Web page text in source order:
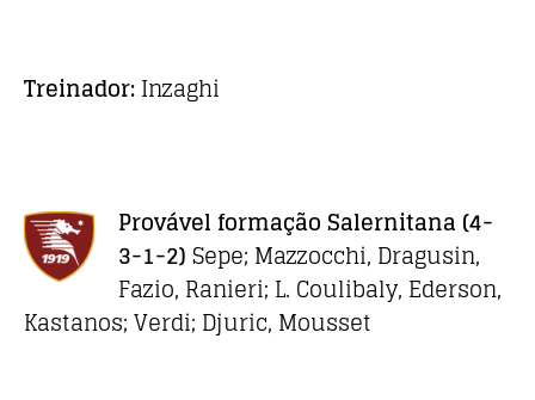
Treinador:Inzaghi
Provável formaçãoSalernitana (4-
3-1-2)Sepe; Mazzocchi, Dragusin,
Fazio, Ranieri; L. Coulibaly, Ederson,
Kastanos; Verdi; Djuric, Mousset